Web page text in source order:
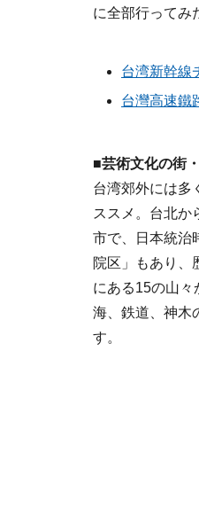
に全部行ってみ
台湾新幹線
台灣高速鐵
■芸術文化の街
台湾郊外には多
ススメ。台北か
市で、日本統治
院区」もあり、
にある15の山々
海、鉄道、神木
す。